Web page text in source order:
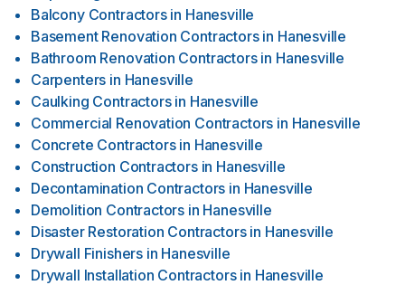
Balcony Contractors in Hanesville
Basement Renovation Contractors in Hanesville
Bathroom Renovation Contractors in Hanesville
Carpenters in Hanesville
Caulking Contractors in Hanesville
Commercial Renovation Contractors in Hanesville
Concrete Contractors in Hanesville
Construction Contractors in Hanesville
Decontamination Contractors in Hanesville
Demolition Contractors in Hanesville
Disaster Restoration Contractors in Hanesville
Drywall Finishers in Hanesville
Drywall Installation Contractors in Hanesville